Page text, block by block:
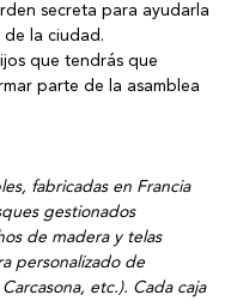
secreta para ayudarla
la ciudad.
que tendrás que
parte de la asamblea
fabricadas en Francia
gestionados
de madera y telas
personalizado de
etc.). Cada caja